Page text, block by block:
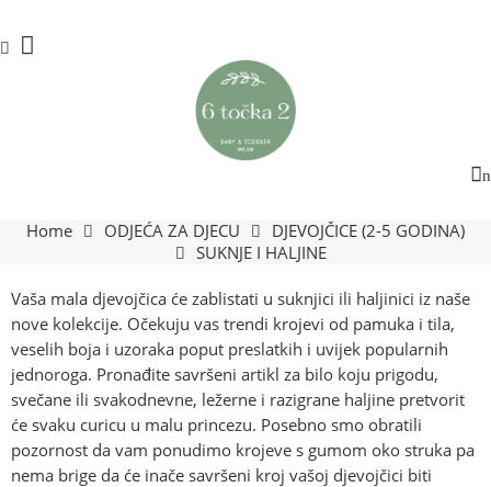
Home ODJEĆA ZA DJECU
DJEVOJČICE (2-5 GODINA)
SUKNJE I HALJINE
Vaša mala djevojčica će zablistati u suknjici ili haljinici iz naše
nove kolekcije. Očekuju vas trendi krojevi od pamuka i tila,
veselih boja i uzoraka poput preslatkih i uvijek popularnih
jednoroga. Pronađite savršeni artikl za bilo koju prigodu,
svečane ili svakodnevne, ležerne i razigrane haljine pretvorit
će svaku curicu u malu princezu. Posebno smo obratili
pozornost da vam ponudimo krojeve s gumom oko struka pa
nema brige da će inače savršeni kroj vašoj djevojčici biti